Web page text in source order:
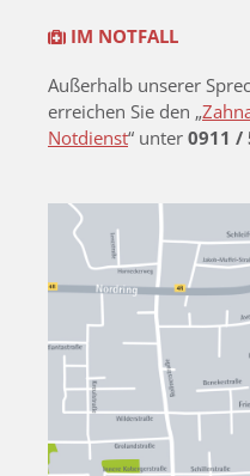
IM NOTFALL
Außerhalb unserer
erreichen Sie den „
Notdienst“ unter 0911 /